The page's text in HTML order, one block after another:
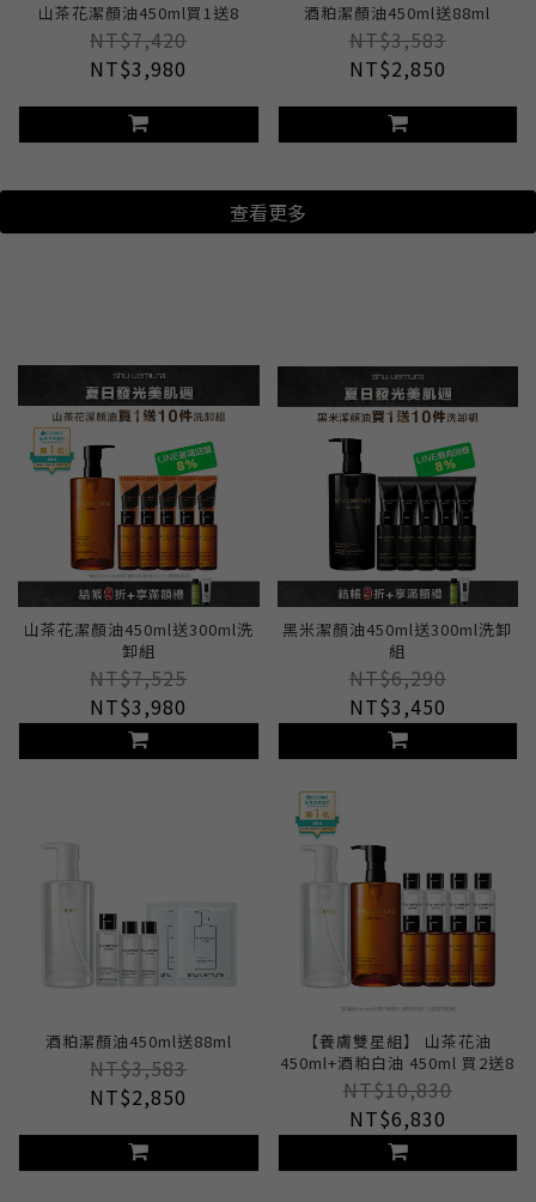
山茶花潔顏油450ml買1送8
NT$7,420
NT$3,980
酒粕潔顏油450ml送88ml
NT$3,583
NT$2,850
查看更多
山茶花潔顏油450ml送300ml洗
卸組
NT$7,525
NT$3,980
黑米潔顏油450ml送300ml洗卸
組
NT$6,290
NT$3,450
酒粕潔顏油450ml送88ml
NT$3,583
NT$2,850
【養膚雙星組】 山茶花油
450ml+酒粕白油 450ml 買2送8
NT$10,830
NT$6,830